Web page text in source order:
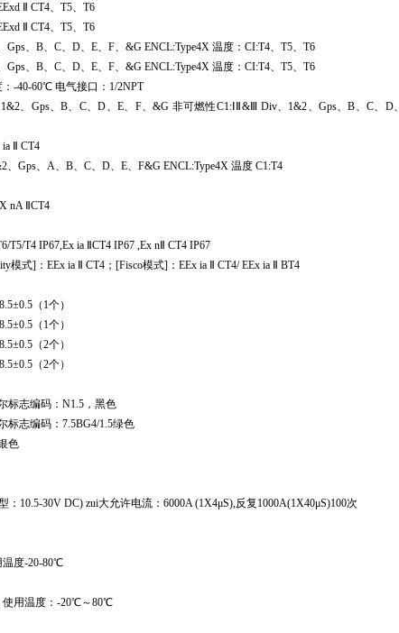
Ⅱ CT4、T5、T6
Ⅱ CT4、T5、T6
、B、C、D、E、F、&G ENCL:Type4X 温度：CI:T4、T5、T6
、B、C、D、E、F、&G ENCL:Type4X 温度：CI:T4、T5、T6
-40-60℃ 电气接口：1/2NPT
、Gps、B、C、D、E、F、&G 非可燃性C1:ⅠⅡ&Ⅲ Div、1&2、Gps、B、C、D、
Ⅱ CT4
、Gps、A、B、C、D、E、F&G ENCL:Type4X 温度 C1:T4
nA ⅡCT4
T4 IP67,Ex ia ⅡCT4 IP67 ,Ex nⅡ CT4 IP67
模式]：EEx ia Ⅱ CT4；[Fisco模式]：EEx ia Ⅱ CT4/ EEx ia Ⅱ BT4
（1个）
（1个）
（2个）
（2个）
标志编码：N1.5，黑色
标志编码：7.5BG4/1.5绿色
色
10.5-30V DC) zui大允许电流：6000A (1X4μS),反复1000A(1X40μS)100次
温度-20-80℃
使用温度：-20℃～80℃